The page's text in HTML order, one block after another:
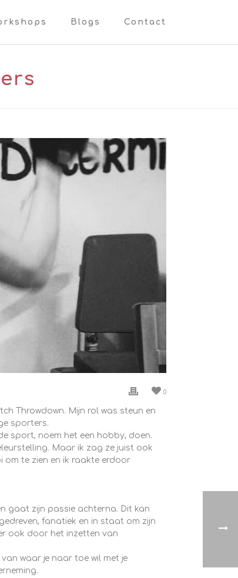
Blogs Contact
0
Throwdown. Mijn rol was steun en
sporters.
sport, noem het een hobby, doen.
Maar ik zag ze juist ook
om te zien en ik raakte erdoor
gaat zijn passie achterna. Dit kan
fanatiek en in staat om zijn
ook door het inzetten van
waar je naar toe wil met je